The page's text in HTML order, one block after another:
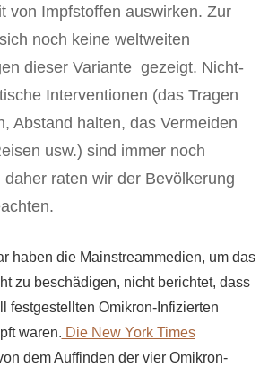
von Impfstoffen auswirken. Zur
noch keine weltweiten
dieser Variante gezeigt. Nicht-
Interventionen (das Tragen
Abstand halten, das Vermeiden
usw.) sind immer noch
daher raten wir der Bevölkerung
haben die Mainstreammedien, um das
zu beschädigen, nicht berichtet, dass
festgestellten Omikron-Infizierten
waren. Die New York Times
dem Auffinden der vier Omikron-